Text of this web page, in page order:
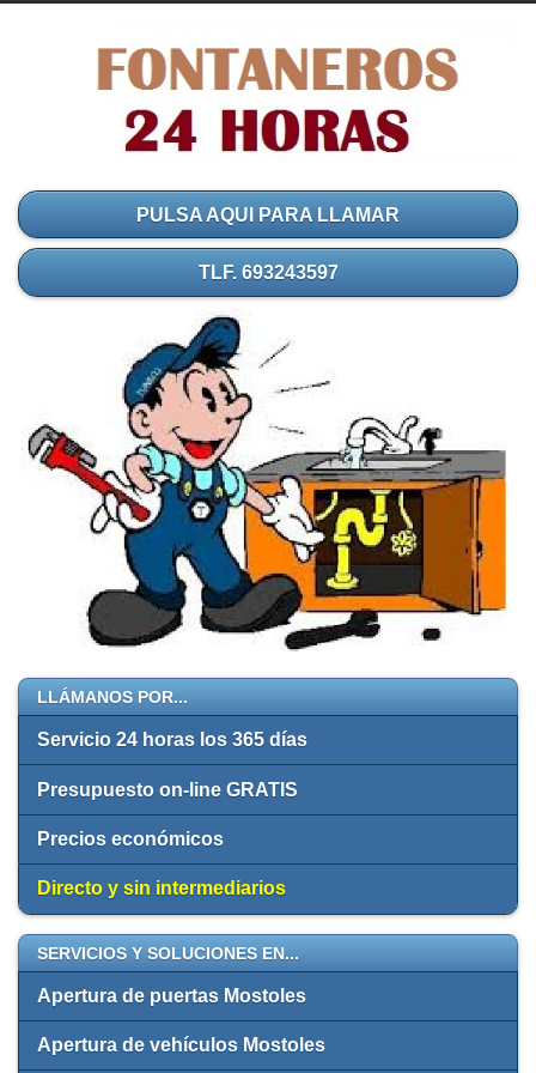
PULSA AQUI PARA LLAMAR
TLF. 693243597
LLÁMANOS POR...
Servicio 24 horas los 365 días
Presupuesto on-line GRATIS
Precios económicos
Directo y sin intermediarios
SERVICIOS Y SOLUCIONES EN...
Apertura de puertas Mostoles
Apertura de vehículos Mostoles